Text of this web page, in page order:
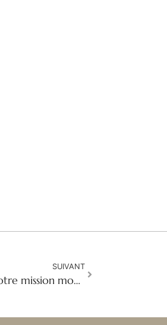
SUIVANT
FLASH NEWS : Situations de crise affectant notre mission mondiale